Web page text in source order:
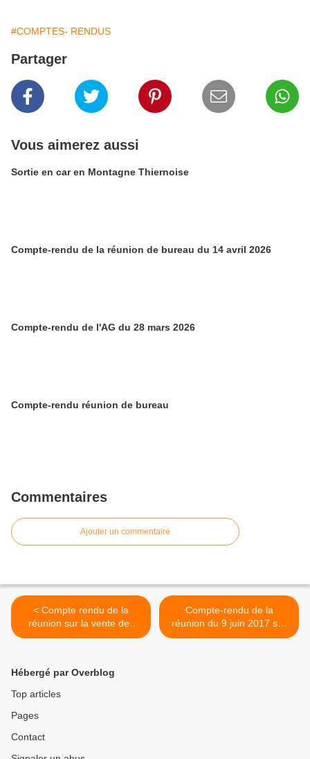
#COMPTES- RENDUS
Partager
Vous aimerez aussi
Sortie en car en Montagne Thiernoise
Compte-rendu de la réunion de bureau du 14 avril 2026
Compte-rendu de l'AG du 28 mars 2026
Compte-rendu réunion de bureau
Commentaires
Ajouter un commentaire
< Compte rendu de la
réunion sur la vente des
bois le 20/01/2017
Compte-rendu de la
réunion du 9 juin 2017 sur
le cubage >
Hébergé par Overblog
Top articles
Pages
Contact